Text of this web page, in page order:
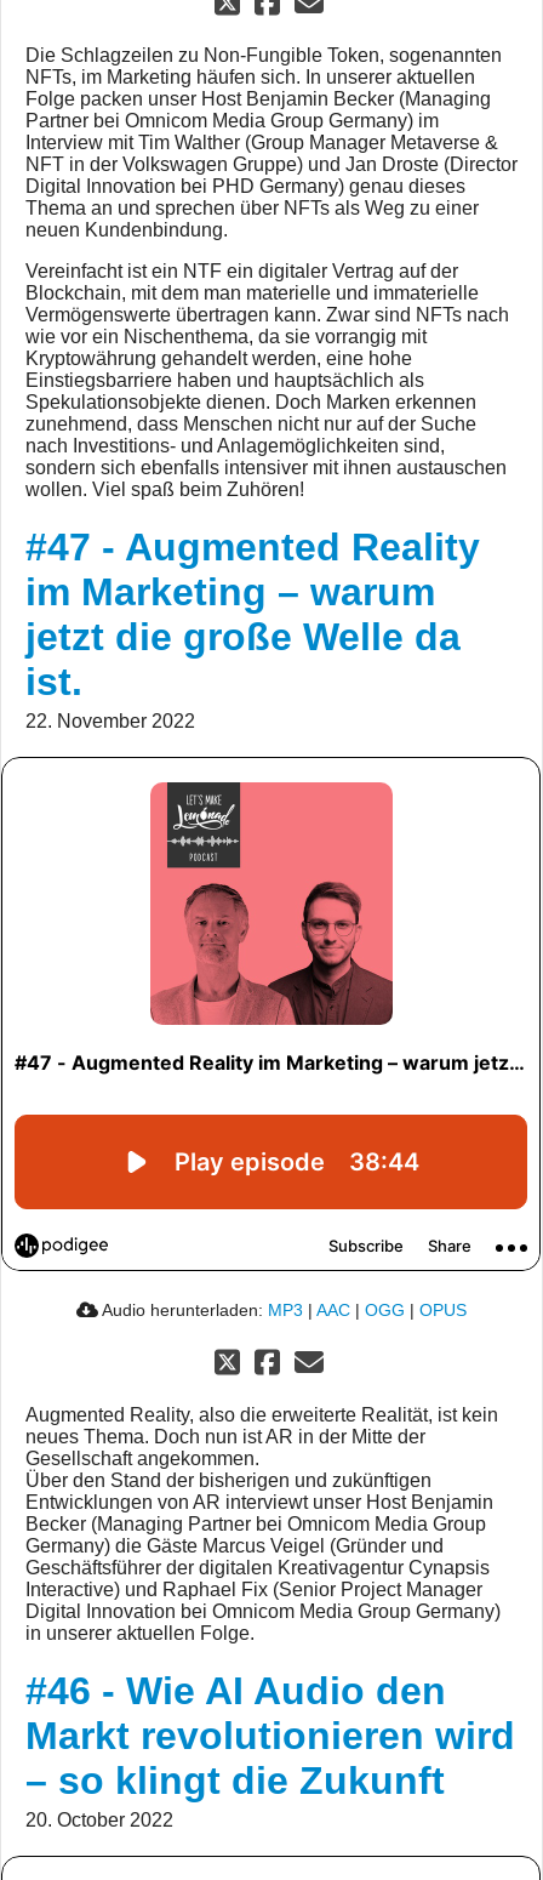
Die Schlagzeilen zu Non-Fungible Token, sogenannten
NFTs, im Marketing häufen sich. In unserer aktuellen
Folge packen unser Host Benjamin Becker (Managing
Partner bei Omnicom Media Group Germany) im
Interview mit Tim Walther (Group Manager Metaverse &
NFT in der Volkswagen Gruppe) und Jan Droste (Director
Digital Innovation bei PHD Germany) genau dieses
Thema an und sprechen über NFTs als Weg zu einer
neuen Kundenbindung.
Vereinfacht ist ein NTF ein digitaler Vertrag auf der
Blockchain, mit dem man materielle und immaterielle
Vermögenswerte übertragen kann. Zwar sind NFTs nach
wie vor ein Nischenthema, da sie vorrangig mit
Kryptowährung gehandelt werden, eine hohe
Einstiegsbarriere haben und hauptsächlich als
Spekulationsobjekte dienen. Doch Marken erkennen
zunehmend, dass Menschen nicht nur auf der Suche
nach Investitions- und Anlagemöglichkeiten sind,
sondern sich ebenfalls intensiver mit ihnen austauschen
wollen. Viel spaß beim Zuhören!
#47 - Augmented Reality
im Marketing – warum
jetzt die große Welle da
ist.
22. November 2022
Audio herunterladen: MP3 | AAC | OGG | OPUS
Augmented Reality, also die erweiterte Realität, ist kein
neues Thema. Doch nun ist AR in der Mitte der
Gesellschaft angekommen.
Über den Stand der bisherigen und zukünftigen
Entwicklungen von AR interviewt unser Host Benjamin
Becker (Managing Partner bei Omnicom Media Group
Germany) die Gäste Marcus Veigel (Gründer und
Geschäftsführer der digitalen Kreativagentur Cynapsis
Interactive) und Raphael Fix (Senior Project Manager
Digital Innovation bei Omnicom Media Group Germany)
in unserer aktuellen Folge.
#46 - Wie AI Audio den
Markt revolutionieren wird
– so klingt die Zukunft
20. October 2022